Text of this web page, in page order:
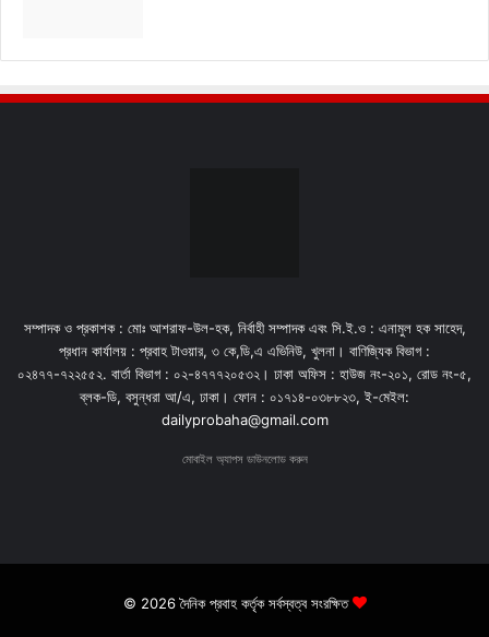
সম্পাদক ও প্রকাশক : মোঃ আশরাফ-উল-হক, নির্বাহী সম্পাদক এবং সি.ই.ও : এনামুল হক সাহেদ,
প্রধান কার্যালয় : প্রবাহ টাওয়ার, ৩ কে,ডি,এ এভিনিউ, খুলনা। বাণিজ্যিক বিভাগ :
০২৪৭৭-৭২২৫৫২. বার্তা বিভাগ : ০২-৪৭৭৭২০৫৩২। ঢাকা অফিস : হাউজ নং-২০১, রোড নং-৫,
ব্লক-ডি, বসুন্ধরা আ/এ, ঢাকা। ফোন : ০১৭১৪-০৩৮৮২৩, ই-মেইল:
dailyprobaha@gmail.com
মোবাইল অ্যাপস ডাউনলোড করুন
© 2026 দৈনিক প্রবাহ কর্তৃক সর্বস্বত্ব সংরক্ষিত